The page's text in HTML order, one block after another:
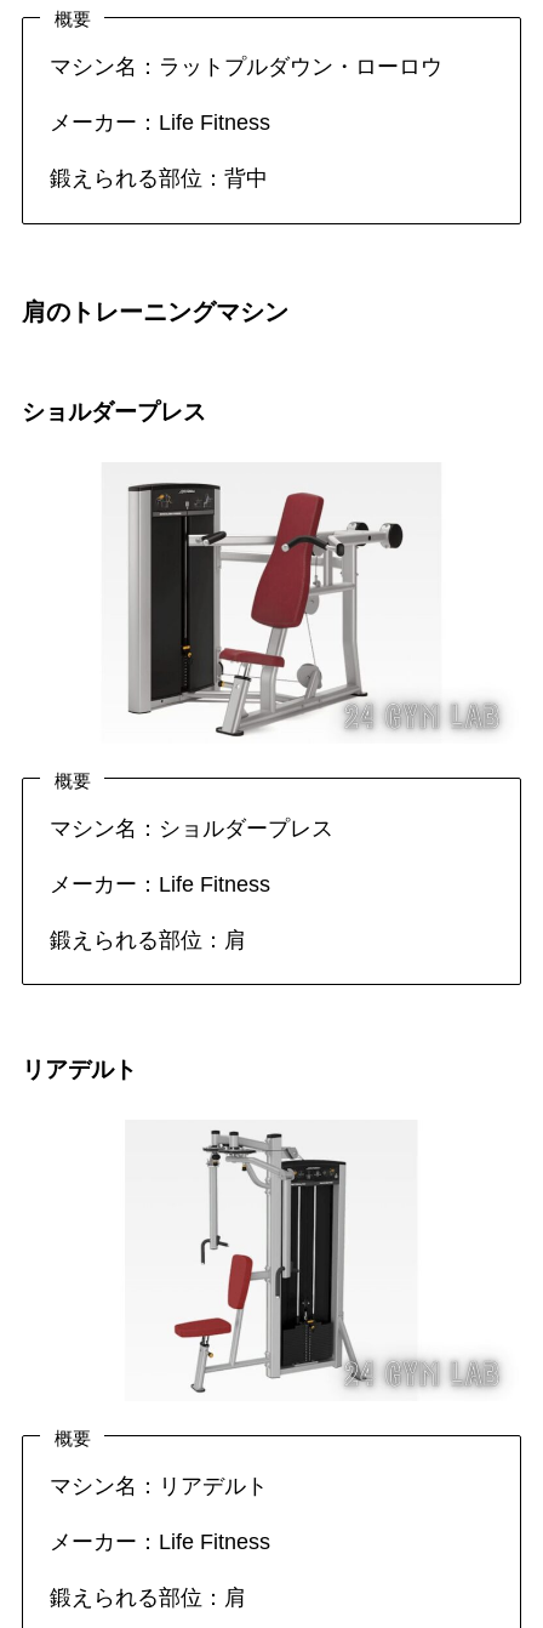
概要
マシン名：ラットプルダウン・ローロウ
メーカー：Life Fitness
鍛えられる部位：背中
肩のトレーニングマシン
ショルダープレス
概要
マシン名：ショルダープレス
メーカー：Life Fitness
鍛えられる部位：肩
リアデルト
概要
マシン名：リアデルト
メーカー：Life Fitness
鍛えられる部位：肩